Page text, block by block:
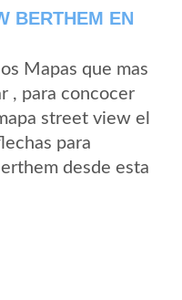
BERTHEM EN
Mapas que mas
, para concocer
street view el
para
desde esta